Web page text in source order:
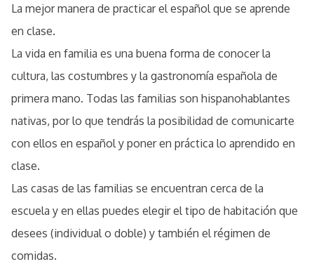
La mejor manera de practicar el español que se aprende
en clase.
La vida en familia es una buena forma de conocer la
cultura, las costumbres y la gastronomía española de
primera mano. Todas las familias son hispanohablantes
nativas, por lo que tendrás la posibilidad de comunicarte
con ellos en español y poner en práctica lo aprendido en
clase.
Las casas de las familias se encuentran cerca de la
escuela y en ellas puedes elegir el tipo de habitación que
desees (individual o doble) y también el régimen de
comidas.